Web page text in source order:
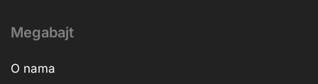
Megabajt
O nama